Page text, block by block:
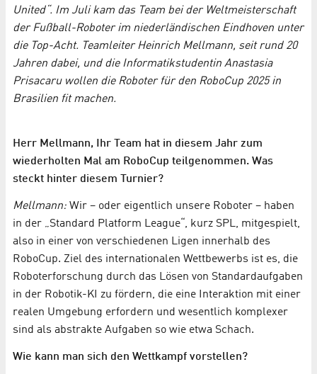
United“. Im Juli kam das Team bei der Weltmeisterschaft
der Fußball-Roboter im niederländischen Eindhoven unter
die Top-Acht. Teamleiter Heinrich Mellmann, seit rund 20
Jahren dabei, und die Informatikstudentin Anastasia
Prisacaru wollen die Roboter für den RoboCup 2025 in
Brasilien fit machen.
Herr Mellmann, Ihr Team hat in diesem Jahr zum
wiederholten Mal am RoboCup teilgenommen. Was
steckt hinter diesem Turnier?
Mellmann: Wir – oder eigentlich unsere Roboter – haben
in der „Standard Platform League“, kurz SPL, mitgespielt,
also in einer von verschiedenen Ligen innerhalb des
RoboCup. Ziel des internationalen Wettbewerbs ist es, die
Roboterforschung durch das Lösen von Standardaufgaben
in der Robotik-KI zu fördern, die eine Interaktion mit einer
realen Umgebung erfordern und wesentlich komplexer
sind als abstrakte Aufgaben so wie etwa Schach.
Wie kann man sich den Wettkampf vorstellen?